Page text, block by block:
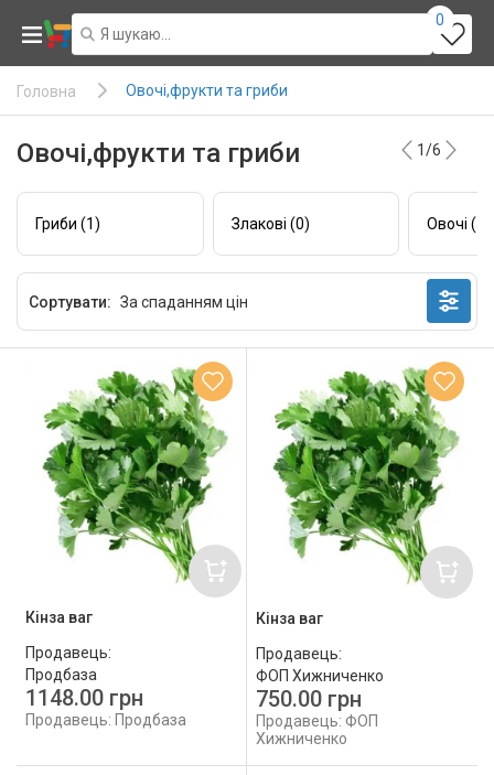
0
Головна Овочі,фрукти та гриби
Овочі,фрукти та гриби 1/6
Гриби (1) Злакові (0) Овочі
Сортувати:
Кінза ваг
Продавець: Продбаза
Продавець:
Продбаза
1148.00 грн
Кінза ваг
Продавець: ФОП
Хижниченко
Продавець:
ФОП Хижниченко
750.00 грн